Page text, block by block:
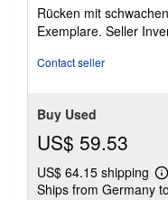
out
of
5
Rücken mit
Exemplare. Seller
Contact seller
Buy Used
US$ 59.53
US$ 64.15 shipping
Ships from Germany